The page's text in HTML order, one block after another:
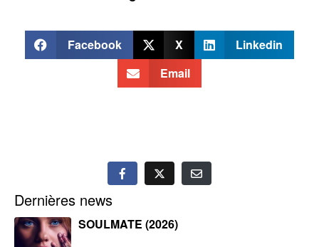
Facebook X
Linkedin
Email
Dernières news
SOULMATE (2026)